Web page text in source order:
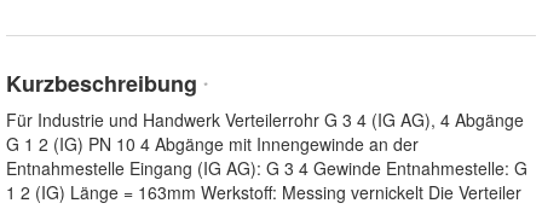
Kurzbeschreibung *
Für Industrie und Handwerk Verteilerrohr G 3 4 (IG AG), 4 Abgänge
G 1 2 (IG) PN 10 4 Abgänge mit Innengewinde an der
Entnahmestelle Eingang (IG AG): G 3 4 Gewinde Entnahmestelle: G
1 2 (IG) Länge = 163mm Werkstoff: Messing vernickelt Die Verteiler